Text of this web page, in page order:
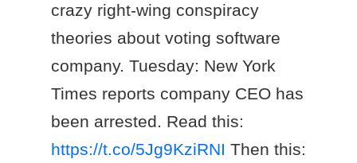
crazy right-wing conspiracy
theories about voting software
company. Tuesday: New York
Times reports company CEO has
been arrested. Read this:
https://t.co/5Jg9KziRNI Then this: